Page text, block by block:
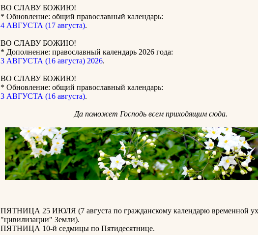
ВО СЛАВУ БОЖИЮ!
* Обновление: общий православный календарь:
4 АВГУСТА (17 августа).
ВО СЛАВУ БОЖИЮ!
* Дополнение: православный календарь 2026 года:
3 АВГУСТА (16 августа) 2026.
ВО СЛАВУ БОЖИЮ!
* Обновление: общий православный календарь:
3 АВГУСТА (16 августа).
Да поможет Господь всем приходящим сюда.
ПЯТНИЦА 25 ИЮЛЯ (7 августа по гражданскому календарю временной
"цивилизации" Земли).
ПЯТНИЦА 10-й седмицы по Пятидесятнице.